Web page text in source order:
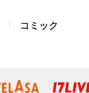
コミック